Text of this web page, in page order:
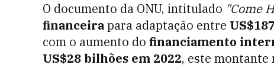
O documento da ONU, intitulado "Come
financeirapara adaptação entre
com o aumento do financiamento
US$28 bilhões em 2022, este montante